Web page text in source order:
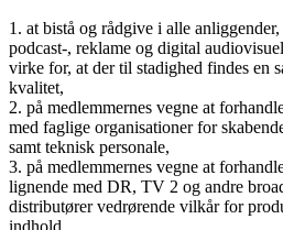
1. at bistå og rådgive i alle
podcast-, reklame og digital
virke for, at der til stadighed findes en
kvalitet,
2. på medlemmernes vegne at
med faglige organisationer for
samt teknisk personale,
3. på medlemmernes vegne at
lignende med DR, TV 2 og andre
distributører vedrørende vilkår for